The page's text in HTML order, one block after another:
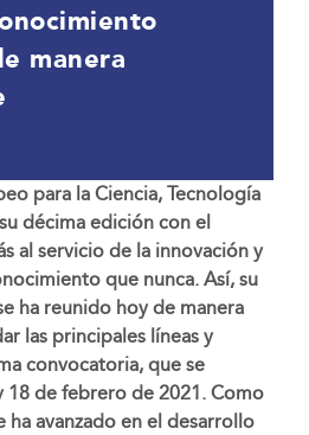
manera
para la Ciencia, Tecnología
décima edición con el
al servicio de la innovación y
que nunca. Así, su
ha reunido hoy de manera
las principales líneas y
convocatoria, que se
18 de febrero de 2021. Como
ha avanzado en el desarrollo